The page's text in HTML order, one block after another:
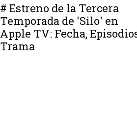
# Estreno de la Tercera
Temporada de 'Silo' en
Apple TV: Fecha,
Trama